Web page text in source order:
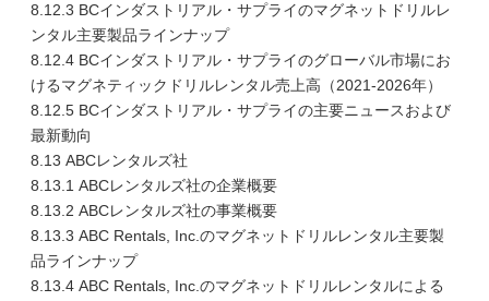
8.12.3 BCインダストリアル・サプライのマグネットドリルレ
ンタル主要製品ラインナップ
8.12.4 BCインダストリアル・サプライのグローバル市場にお
けるマグネティックドリルレンタル売上高（2021-2026年）
8.12.5 BCインダストリアル・サプライの主要ニュースおよび
最新動向
8.13 ABCレンタルズ社
8.13.1 ABCレンタルズ社の企業概要
8.13.2 ABCレンタルズ社の事業概要
8.13.3 ABC Rentals, Inc.のマグネットドリルレンタル主要製
品ラインナップ
8.13.4 ABC Rentals, Inc.のマグネットドリルレンタルによる